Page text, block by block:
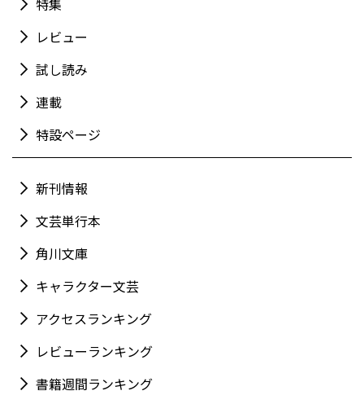
特集
レビュー
試し読み
連載
特設ページ
新刊情報
文芸単行本
角川文庫
キャラクター文芸
アクセスランキング
レビューランキング
書籍週間ランキング